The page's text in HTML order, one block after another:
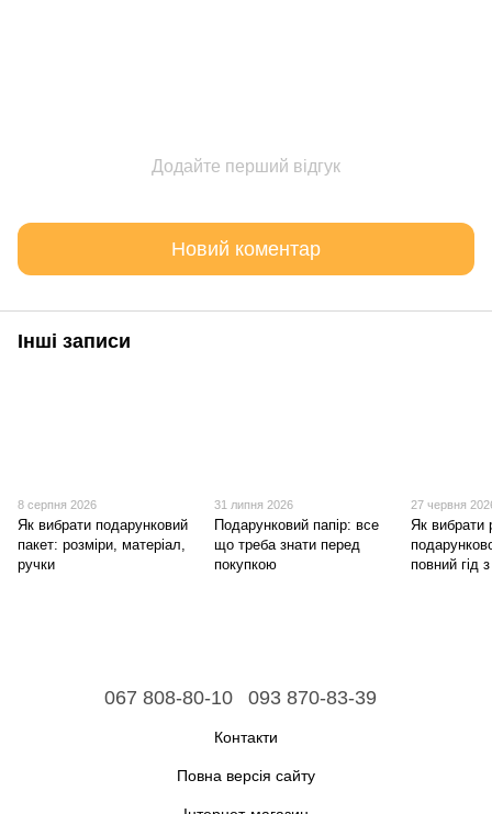
Додайте перший відгук
Новий коментар
Інші записи
8 серпня 2026
Як вибрати подарунковий
пакет: розміри, матеріал,
ручки
31 липня 2026
Подарунковий папір: все
що треба знати перед
покупкою
27 червня
Як вибрати
повний гід
067 808-80-10 093 870-83-39
Контакти
Повна версія сайту